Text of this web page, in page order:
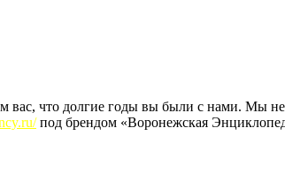
вас, что долгие годы вы были с нами. Мы
под брендом «Воронежская